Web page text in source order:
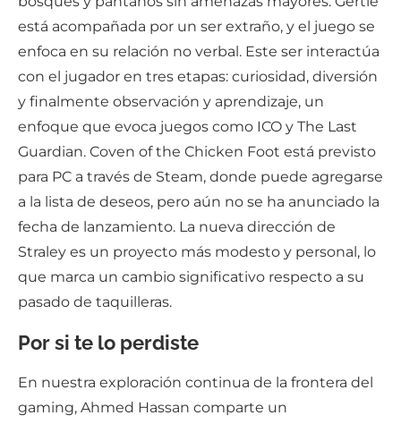
está acompañada por un ser extraño, y el juego se
enfoca en su relación no verbal. Este ser interactúa
con el jugador en tres etapas: curiosidad, diversión
y finalmente observación y aprendizaje, un
enfoque que evoca juegos como ICO y The Last
Guardian. Coven of the Chicken Foot está previsto
para PC a través de Steam, donde puede agregarse
a la lista de deseos, pero aún no se ha anunciado la
fecha de lanzamiento. La nueva dirección de
Straley es un proyecto más modesto y personal, lo
que marca un cambio significativo respecto a su
pasado de taquilleras.
Por si te lo perdiste
En nuestra exploración continua de la frontera del
gaming, Ahmed Hassan comparte un